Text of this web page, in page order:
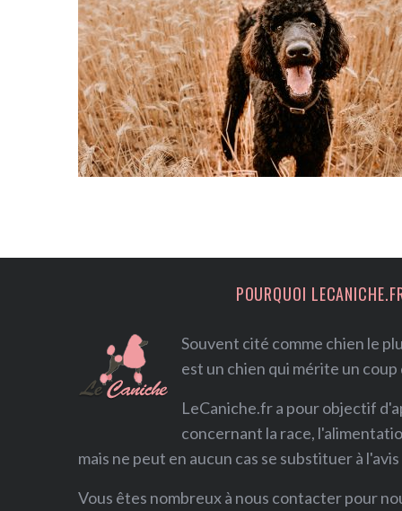
POURQUOI
Souvent cité comme chien le
est un chien qui mérite un
LeCaniche.fr a pour objectif
concernant la race,
mais ne peut en aucun cas se substituer à
Vous êtes nombreux à nous contacter pour